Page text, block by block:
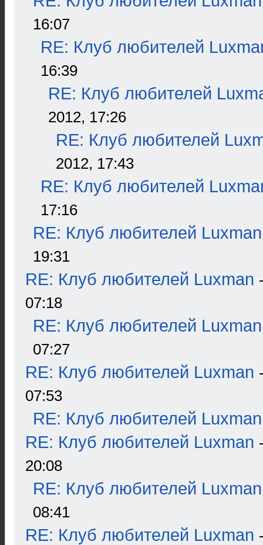
16:07
RE: Клуб любителей
16:39
RE: Клуб любителей
2012, 17:26
RE: Клуб любителей
2012, 17:43
RE: Клуб любителей
17:16
RE: Клуб любителей Luxman
19:31
RE: Клуб любителей Luxman
07:18
RE: Клуб любителей Luxman
07:27
RE: Клуб любителей Luxman
07:53
RE: Клуб любителей Luxman
RE: Клуб любителей Luxman
20:08
RE: Клуб любителей Luxman
08:41
RE: Клуб любителей Luxman